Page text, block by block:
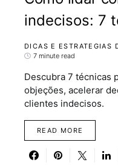
indecisos: 7
DICAS E ESTRATEGIAS
7 minute read
Descubra 7 técnicas
objeções, acelerar
clientes indecisos.
READ MORE